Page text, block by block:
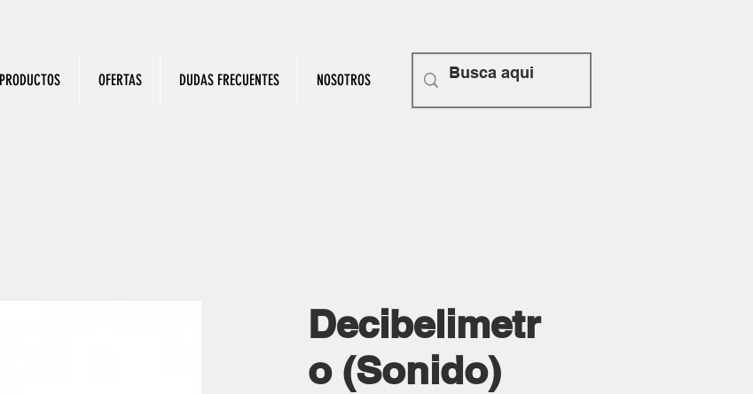
PRODUCTOS OFERTAS DUDAS FRECUENTES NOSOTROS
Decibelimetr
o (Sonido)